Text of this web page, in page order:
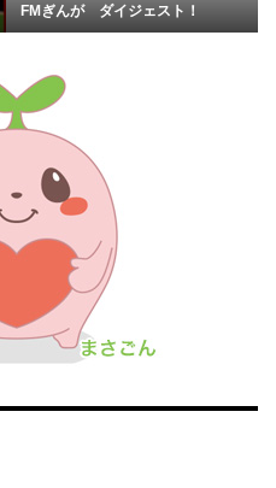
FMぎんが ダイジェスト！